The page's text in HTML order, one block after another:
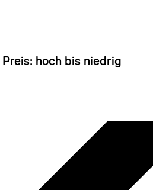
Preis: hoch bis niedrig